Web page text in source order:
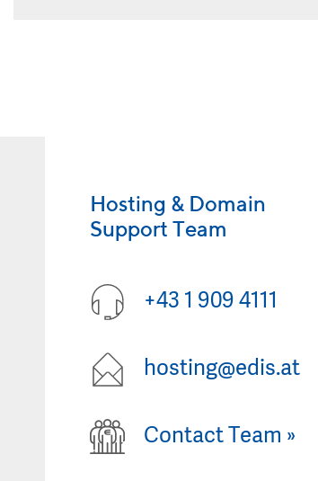
Hosting & Domain
Support Team
+43 1 909 4111
hosting@edis.at
Contact Team »